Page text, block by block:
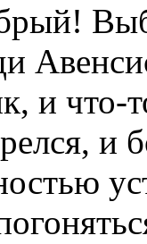
и что-
и